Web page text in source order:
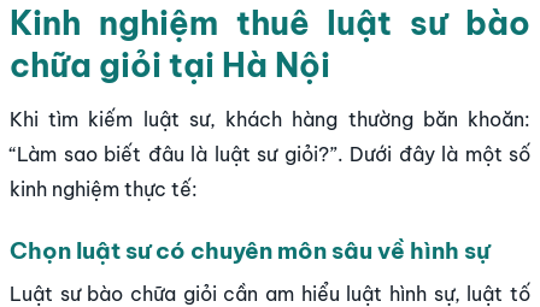
Kinh nghiệm thuê luật sư bào
chữa giỏi tại Hà Nội
Khi tìm kiếm luật sư, khách hàng thường băn khoăn:
“Làm sao biết đâu là luật sư giỏi?”. Dưới đây là một số
kinh nghiệm thực tế:
Chọn luật sư có chuyên môn sâu về hình sự
Luật sư bào chữa giỏi cần am hiểu luật hình sự, luật tố